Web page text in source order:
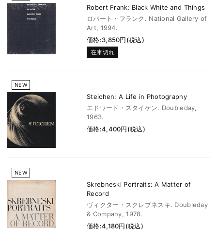
Robert Frank: Black White and Things
ロバート・フランク. National Gallery of
Art, 1994.
価格:3,850円(税込)
在庫切れ
NEW
Steichen: A Life in Photography
エドワード・スタイケン. Doubleday,
1963.
価格:4,400円(税込)
NEW
Skrebneski Portraits: A Matter of
Record
ヴィクター・スクレブネスキ. Doubleday
& Company, 1978.
価格:4,180円(税込)